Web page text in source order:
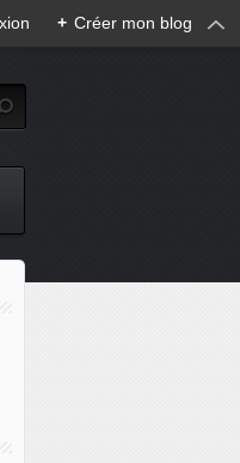
+ Créer mon blog